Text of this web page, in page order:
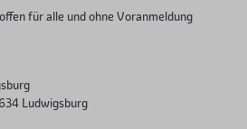
für alle und ohne Voranmeldung
Ludwigsburg